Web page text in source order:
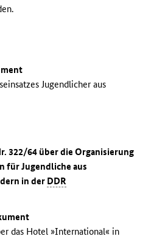
Jugendlicher aus
322/64 über die Organisierung
für Jugendliche aus
in der DDR
das Hotel »International« in